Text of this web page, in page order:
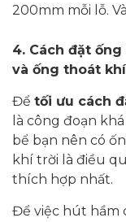
200mm mỗi lỗ.
4. Cách đặt
và ống thoát
Để tối ưu cách
là công đoạn
bể bạn nên có
khí trời là điều
thích hợp nhất.
Để việc hút hầm